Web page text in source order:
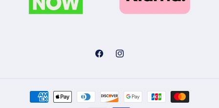
FacebookInstagram
Μέθοδοι
πληρωμής